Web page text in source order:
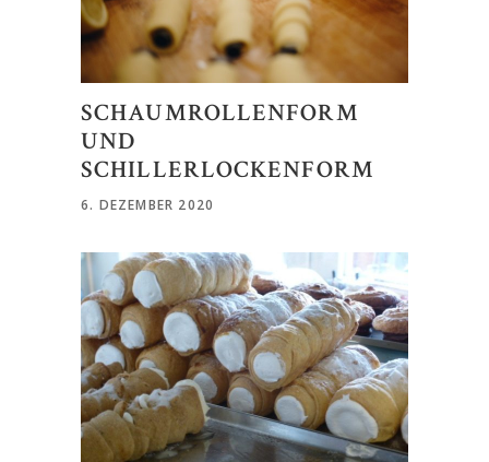
SCHAUMROLLENFORM
UND
SCHILLERLOCKENFORM
6. DEZEMBER 2020